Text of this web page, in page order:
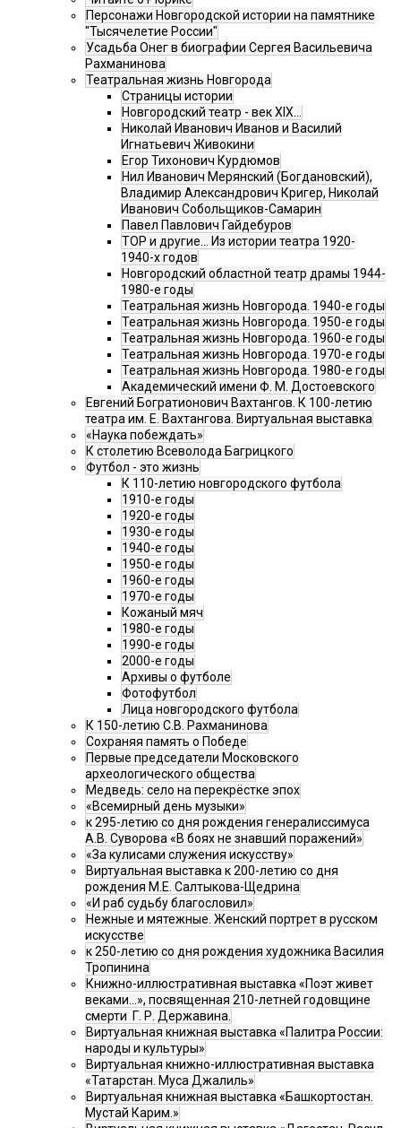
Персонажи Новгородской истории на памятнике
"Тысячелетие России"
Усадьба Онег в биографии Сергея Васильевича
Рахманинова
Театральная жизнь Новгорода
Страницы истории
Новгородский театр - век XIX…
Николай Иванович Иванов и Василий
Игнатьевич Живокини
Егор Тихонович Курдюмов
Нил Иванович Мерянский (Богдановский),
Владимир Александрович Кригер, Николай
Иванович Собольщиков-Самарин
Павел Павлович Гайдебуров
ТОР и другие… Из истории театра 1920-
1940-х годов
Новгородский областной театр драмы 1944-
1980-е годы
Театральная жизнь Новгорода. 1940-е годы
Театральная жизнь Новгорода. 1950-е годы
Театральная жизнь Новгорода. 1960-е годы
Театральная жизнь Новгорода. 1970-е годы
Театральная жизнь Новгорода. 1980-е годы
Академический имени Ф. М. Достоевского
Евгений Богратионович Вахтангов. К 100-летию
театра им. Е. Вахтангова. Виртуальная выставка
«Наука побеждать»
К столетию Всеволода Багрицкого
Футбол - это жизнь
К 110-летию новгородского футбола
1910-е годы
1920-е годы
1930-е годы
1940-е годы
1950-е годы
1960-е годы
1970-е годы
Кожаный мяч
1980-е годы
1990-е годы
2000-е годы
Архивы о футболе
Фотофутбол
Лица новгородского футбола
К 150-летию С.В. Рахманинова
Сохраняя память о Победе
Первые председатели Московского
археологического общества
Медведь: село на перекрёстке эпох
«Всемирный день музыки»
к 295-летию со дня рождения генералиссимуса
А.В. Суворова «В боях не знавший поражений»
«За кулисами служения искусству»
Виртуальная выставка к 200-летию со дня
рождения М.Е. Салтыкова-Щедрина
«И раб судьбу благословил»
Нежные и мятежные. Женский портрет в русском
искусстве
к 250-летию со дня рождения художника Василия
Тропинина
Книжно-иллюстративная выставка «Поэт живет
веками…», посвященная 210-летней годовщине
смерти Г. Р. Державина.
Виртуальная книжная выставка «Палитра России:
народы и культуры»
Виртуальная книжно-иллюстративная выставка
«Татарстан. Муса Джалиль»
Виртуальная книжная выставка «Башкортостан.
Мустай Карим.»